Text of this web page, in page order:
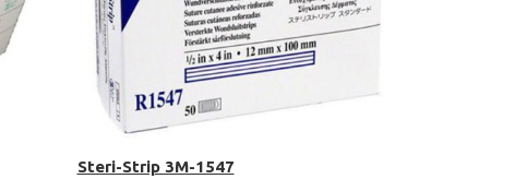
Steri-Strip 3M-1547